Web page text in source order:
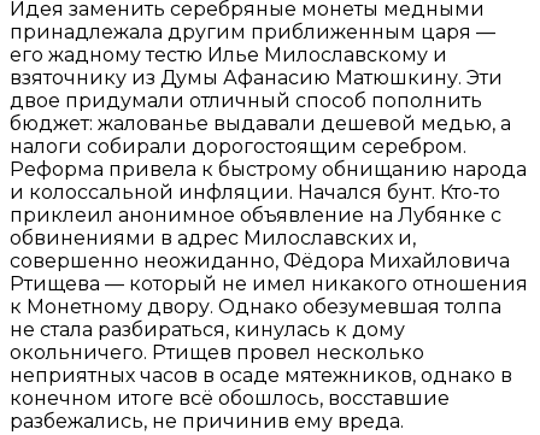
Идея заменить серебряные монеты медными
принадлежала другим приближенным царя —
его жадному тестю Илье Милославскому и
взяточнику из Думы Афанасию Матюшкину. Эти
двое придумали отличный способ пополнить
бюджет: жалованье выдавали дешевой медью, а
налоги собирали дорогостоящим серебром.
Реформа привела к быстрому обнищанию народа
и колоссальной инфляции. Начался бунт. Кто-то
приклеил анонимное объявление на Лубянке с
обвинениями в адрес Милославских и,
совершенно неожиданно, Фёдора Михайловича
Ртищева — который не имел никакого отношения
к Монетному двору. Однако обезумевшая толпа
не стала разбираться, кинулась к дому
окольничего. Ртищев провел несколько
неприятных часов в осаде мятежников, однако в
конечном итоге всё обошлось, восставшие
разбежались, не причинив ему вреда.